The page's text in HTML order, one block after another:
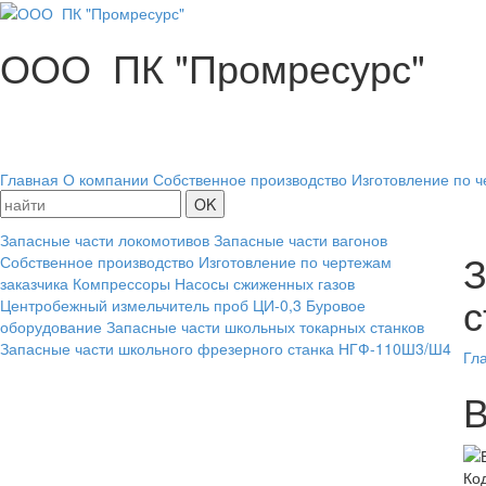
ООО ПК "Промресурс"
Главная О компании Собственное производство Изготовление по
Запасные части локомотивов Запасные части вагонов
Собственное производство Изготовление по чертежам
заказчика Компрессоры Насосы сжиженных газов
Центробежный измельчитель проб ЦИ-0,3 Буровое
оборудование Запасные части школьных токарных станков
Запасные части школьного фрезерного станка НГФ-110Ш3/Ш4